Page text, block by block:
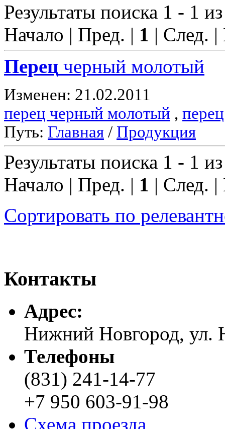
Результаты поиска 1 - 1
Начало | Пред. | 1 | След.
Перец черный молотый
Изменен: 21.02.2011
перец черный молотый , перец
Путь: Главная / Продукция
Результаты поиска 1 - 1
Начало | Пред. | 1 | След.
Сортировать по
Контакты
Адреc:
Нижний Новгород, ул.
Телефоны
(831) 241-14-77
+7 950 603-91-98
Схема проезда